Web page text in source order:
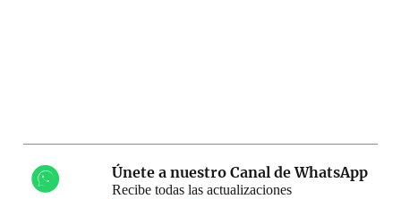
Únete a nuestro Canal de WhatsApp
Recibe todas las actualizaciones